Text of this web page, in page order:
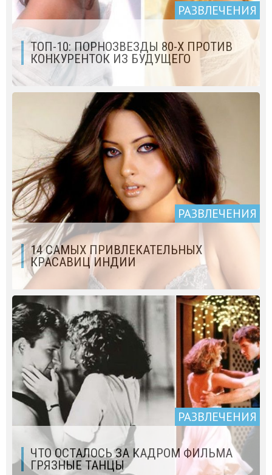
РАЗВЛЕЧЕНИЯ
ТОП-10: ПОРНОЗВЕЗДЫ 80-Х ПРОТИВ
КОНКУРЕНТОК ИЗ БУДУЩЕГО
РАЗВЛЕЧЕНИЯ
14 САМЫХ ПРИВЛЕКАТЕЛЬНЫХ
КРАСАВИЦ ИНДИИ
РАЗВЛЕЧЕНИЯ
ЧТО ОСТАЛОСЬ ЗА КАДРОМ ФИЛЬМА
ГРЯЗНЫЕ ТАНЦЫ